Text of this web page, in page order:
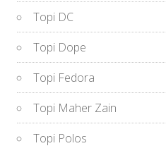
Topi DC
Topi Dope
Topi Fedora
Topi Maher Zain
Topi Polos